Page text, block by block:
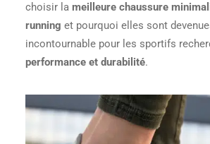
choisir lameilleure chaussure
running et pourquoi elles sont
incontournable pour les sportifs
performance et durabilité.